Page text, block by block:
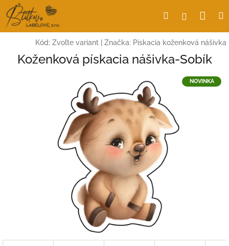
Prejsť
na
obsah
Hľadať
Kód: Zvoľte variant Značka: Pískacia koženková nášivka
Koženková pískacia nášivka-Sobík
NOVINKA